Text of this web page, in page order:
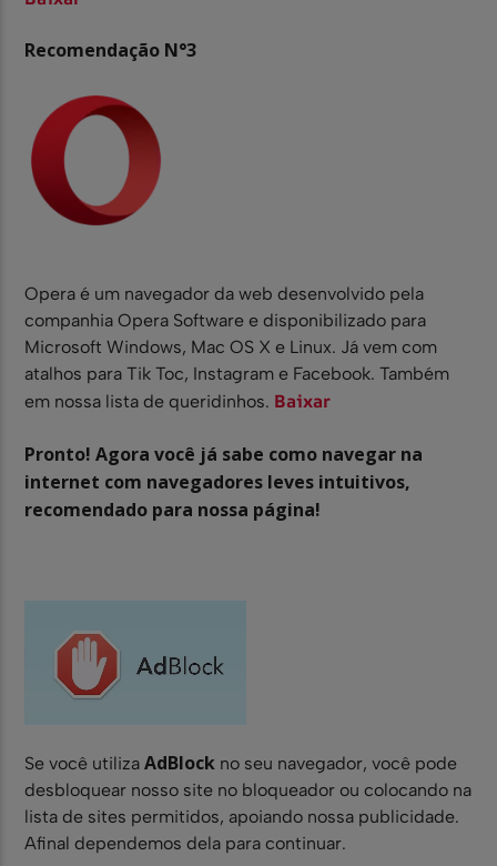
Recomendação N°3
Opera é um navegador da web desenvolvido pela
companhia Opera Software e disponibilizado para
Microsoft Windows, Mac OS X e Linux. Já vem com
atalhos para Tik Toc, Instagram e Facebook. Também
em nossa lista de queridinhos. Baixar
Pronto! Agora você já sabe como navegar na
internet com navegadores leves intuitivos,
recomendado para nossa página!
Se você utilizaAdBlock no seu navegador, você pode
desbloquear nosso site no bloqueador ou colocando na
lista de sites permitidos, apoiando nossa publicidade.
Afinal dependemos dela para continuar.